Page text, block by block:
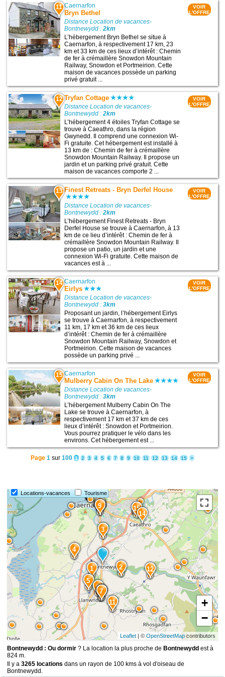
11 Caernarfon
Bryn Bethel
Distance Location de vacances-
Bontnewydd :2km
L’hébergement Bryn Bethel se situe à
Caernarfon, à respectivement 17 km, 23
km et 33 km de ces lieux d’intérêt : Chemin
de fer à crémaillère Snowdon Mountain
Railway, Snowdon et Portmeirion. Cette
maison de vacances possède un parking
privé gratuit ...
VOIR
L'OFFRE
12 Tryfan Cottage
Distance Location de vacances-
Bontnewydd :2km
L’hébergement 4 étoiles Tryfan Cottage se
trouve à Caeathro, dans la région
Gwynedd. Il comprend une connexion Wi-
Fi gratuite. Cet hébergement est installé à
13 km de : Chemin de fer à crémaillère
Snowdon Mountain Railway. Il propose un
jardin et un parking privé gratuit. Cette
maison de vacances comporte 2 ...
VOIR
L'OFFRE
13 Finest Retreats - Bryn Derfel House
Distance Location de vacances-
Bontnewydd :2km
L’hébergement Finest Retreats - Bryn
Derfel House se trouve à Caernarfon, à 13
km de ce lieu d’intérêt : Chemin de fer à
crémaillère Snowdon Mountain Railway. Il
propose un patio, un jardin et une
connexion Wi-Fi gratuite. Cette maison de
vacances est à ...
VOIR
L'OFFRE
14 Caernarfon
Eirlys
Distance Location de vacances-
Bontnewydd :3km
Proposant un jardin, l’hébergement Eirlys
se trouve à Caernarfon, à respectivement
11 km, 17 km et 36 km de ces lieux
d’intérêt : Chemin de fer à crémaillère
Snowdon Mountain Railway, Snowdon et
Portmeirion. Cette maison de vacances
possède un parking privé ...
VOIR
L'OFFRE
15 Caernarfon
Mulberry Cabin On The Lake
Distance Location de vacances-
Bontnewydd :3km
L’hébergement Mulberry Cabin On The
Lake se trouve à Caernarfon, à
respectivement 17 km et 37 km de ces
lieux d’intérêt : Snowdon et Portmeirion.
Vous pourrez pratiquer le vélo dans les
environs. Cet hébergement est ...
VOIR
L'OFFRE
Page 1 sur 100 1 2 3 4 5 6 7 8 9 10 11 12 13 14 15 >
Locations-vacances Tourisme
15
14
13
12
11
10
9
8
7
6
5
4
3
2
1
+
−
Leaflet| © OpenStreetMapcontributors
Bontnewydd : Ou dormir ? La location la plus proche de Bontnewydd est à
824 m.
Il y a3265 locations dans un rayon de 100 kms à vol d'oiseau de
Bontnewydd.